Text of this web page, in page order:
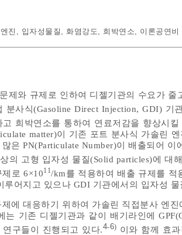
진 , 입자성물질 , 화염강도, 희박연소, 이론공연비
제와 규제로 인하여 디젤기관의 수요가 줄
분사식(Gasoline Direct Injection, GDI) 기
고 희박연소를 통하여 연료저감을 향상시
matter)이 기존 포트 분사식 가솔린
은 PN(Particulate Number)이 배출되어
의 고형 입자성 물질(Solid particles)에 대
로 6×1011/km를 적용하여 배출 규제를 적
루어지고 있으나 GDI 기관에서의 입자성
에 대응하기 위하여 가솔린 직접분사 엔
는 기존 디젤기관과 같이 배기라인에
구들이 진행되고 있다.4-6) 이와 함께 효